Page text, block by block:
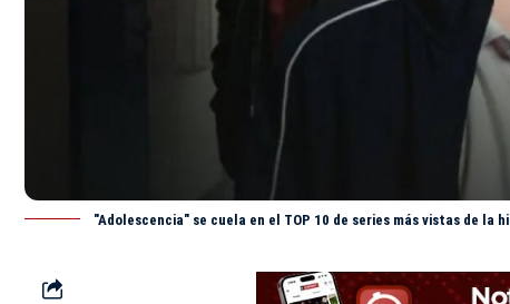
"Adolescencia" se cuela en el TOP 10 de series más vistas de la